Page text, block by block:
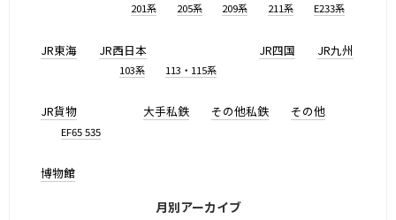
201系 205系 209系 211系 E233系
JR東海 JR西日本
103系 113・115系
JR四国 JR九州
JR貨物
EF65 535
大手私鉄 その他私鉄 その他
博物館
月別アーカイブ